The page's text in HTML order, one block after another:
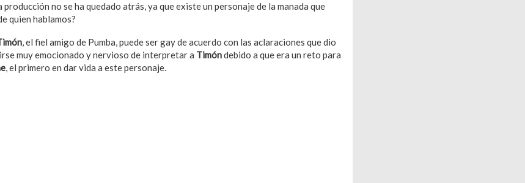
producción no se ha quedado atrás, ya que existe un personaje de la manada que
quien hablamos?
, el fiel amigo de Pumba, puede ser gay de acuerdo con las aclaraciones que dio
muy emocionado y nervioso de interpretar a Timóndebido a que era un reto para
, el primero en dar vida a este personaje.